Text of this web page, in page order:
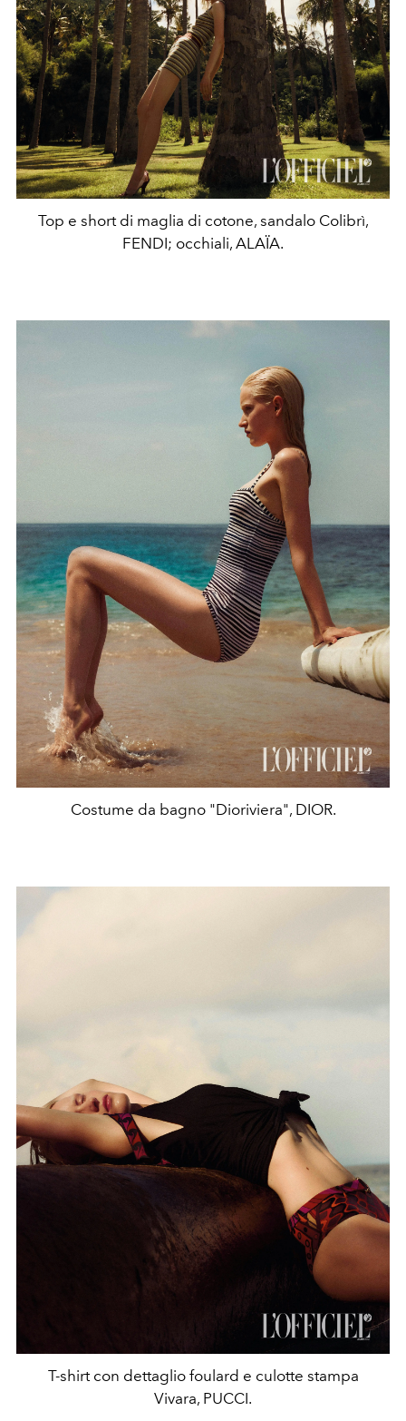
Top e short di maglia di cotone, sandalo Colibrì,
FENDI; occhiali, ALAÏA.
Costume da bagno "Dioriviera", DIOR.
T-shirt con dettaglio foulard e culotte stampa
Vivara, PUCCI.